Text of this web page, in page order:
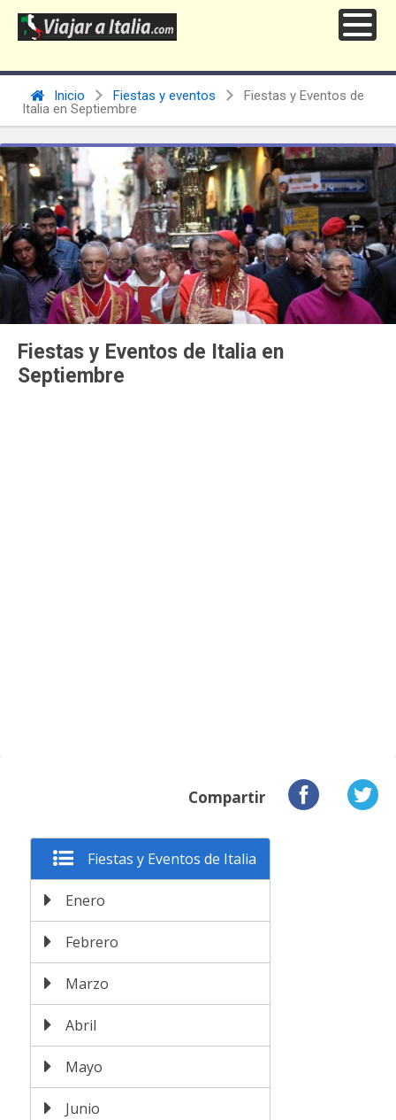
Inicio Fiestas y eventos
Fiestas y Eventos de
Italia en Septiembre
Fiestas y Eventos de Italia en
Septiembre
Compartir
Fiestas y Eventos de Italia
Enero
Febrero
Marzo
Abril
Mayo
Junio